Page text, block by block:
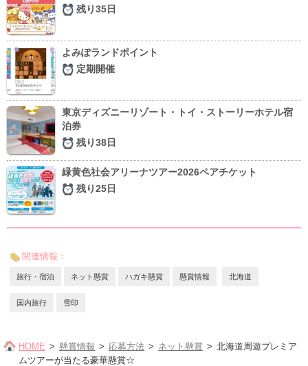
残り35日
よみぽランドポイント
定期開催
東京ディズニーリゾート・トイ・ストーリーホテル宿
泊券
残り38日
緑黄色社会アリーナツアー2026ペアチケット
残り25日
関連情報：
旅行・宿泊 ネット懸賞 ハガキ懸賞 懸賞情報 北海道
国内旅行 雪印
HOME 懸賞情報 応募方法 ネット懸賞
北海道周遊プレミア
ムツアーが当たる豪華懸賞☆